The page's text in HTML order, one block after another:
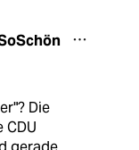
Die
CDU